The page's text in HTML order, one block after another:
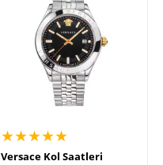
★★★★★
Versace Kol Saatleri